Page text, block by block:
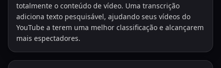
totalmente o conteúdo de vídeo. Uma transcrição
adiciona texto pesquisável, ajudando seus vídeos do
YouTube a terem uma melhor classificação e alcançarem
mais espectadores.